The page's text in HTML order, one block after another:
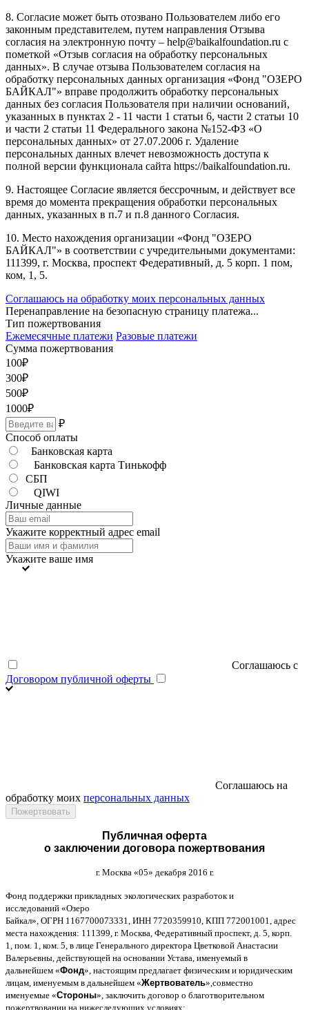
8. Согласие может быть отозвано Пользователем либо его
законным представителем, путем направления Отзыва
согласия на электронную почту – help@baikalfoundation.ru с
пометкой «Отзыв согласия на обработку персональных
данных». В случае отзыва Пользователем согласия на
обработку персональных данных организация «Фонд "ОЗЕРО
БАЙКАЛ"» вправе продолжить обработку персональных
данных без согласия Пользователя при наличии оснований,
указанных в пунктах 2 - 11 части 1 статьи 6, части 2 статьи 10
и части 2 статьи 11 Федерального закона №152-ФЗ «О
персональных данных» от 27.07.2006 г. Удаление
персональных данных влечет невозможность доступа к
полной версии функционала сайта https://baikalfoundation.ru.
9. Настоящее Согласие является бессрочным, и действует все
время до момента прекращения обработки персональных
данных, указанных в п.7 и п.8 данного Согласия.
10. Место нахождения организации «Фонд "ОЗЕРО
БАЙКАЛ"» в соответствии с учредительными документами:
111399, г. Москва, проспект Федеративный, д. 5 корп. 1 пом,
ком, 1, 5.
Соглашаюсь на обработку моих персональных данных
Перенаправление на безопасную страницу платежа...
Тип пожертвования
Ежемесячные платежи Разовые платежи
Сумма пожертвования
100₽
300₽
500₽
1000₽
₽
Способ оплаты
Банковская карта
Банковская карта Тинькофф
СБП
QIWI
Личные данные
Укажите корректный адрес email
Укажите ваше имя
Соглашаюсь с
Договором публичной оферты
Соглашаюсь на
обработку моих персональных данных
Публичная оферта
о заключении договора пожертвования
г. Москва «05» декабря 2016 г.
Фонд поддержки прикладных экологических разработок и
исследований «Озеро
Байкал», ОГРН 1167700073331, ИНН 7720359910, КПП 772001001, адрес
места нахождения: 111399, г. Москва Федеративный проспект, д . 5, корп
1, пом . 1, ком . 5, в лице Генерального директора Цветковой Анастасии
Валерьевны действующей на основании Устава именуемый в
дальнейшем «Фонд», настоящим предлагает физическим и юридическим
лицам именуемым в дальнейшем «Жертвователь», совместно
именуемые «Стороны», заключить договор o благотворительном
пожертвовании на нижеследующих условиях: